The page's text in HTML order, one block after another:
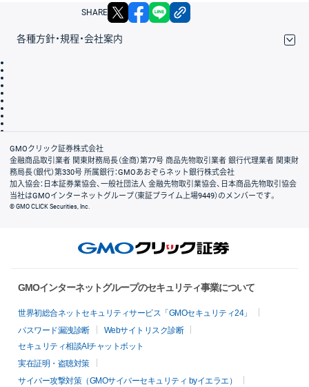
SHARE X facebook
各種方針・規程・会社案内
会社案内
GMOクリック証券株式会社
金融商品取引業者 関東財務局長（金商）第77号 商品先物取引業者 銀行代理業者 関東財
務局長（銀代）第330号 所属銀行：GMOあおぞらネット銀行株式会社
加入協会：日本証券業協会、一般社団法人 金融先物取引業協会、日本商品先物取引協会
当社はGMOインターネットグループ（東証プライム上場9449）のメンバーです。
© GMO CLICK Securities, Inc.
GMOインターネットグループのセキュリティ事業について
世界初総合ネットセキュリティサービス「GMOセキュリティ24」
パスワード漏洩診断
Webサイトリスク診断
セキュリティ相談AIチャットボット
実在証明・盗聴対策
サイバー攻撃対策（GMOサイバーセキュリティ byイエラエ）